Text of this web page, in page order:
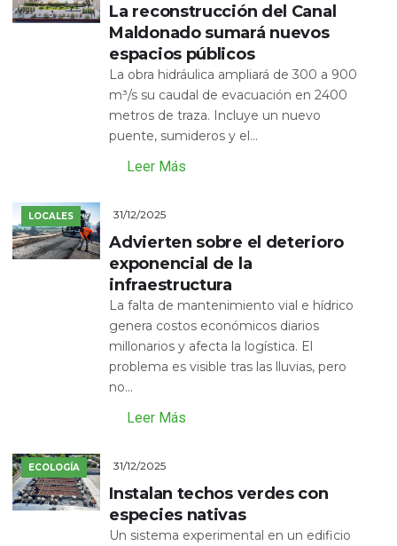
La reconstrucción del Canal
Maldonado sumará nuevos
espacios públicos
La obra hidráulica ampliará de 300 a 900
m³/s su caudal de evacuación en 2400
metros de traza. Incluye un nuevo
puente, sumideros y el...
Leer Más
LOCALES 31/12/2025
Advierten sobre el deterioro
exponencial de la
infraestructura
La falta de mantenimiento vial e hídrico
genera costos económicos diarios
millonarios y afecta la logística. El
problema es visible tras las lluvias, pero
no...
Leer Más
ECOLOGÍA 31/12/2025
Instalan techos verdes con
especies nativas
Un sistema experimental en un edificio